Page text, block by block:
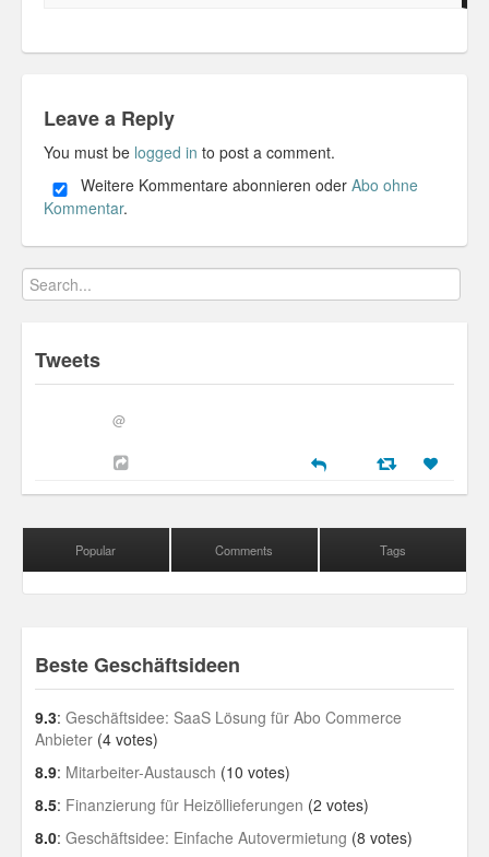
Leave a Reply
You must be logged in to post a comment.
Weitere Kommentare abonnieren oder Abo ohne
Kommentar.
Tweets
@
Popular Comments Tags
Beste Geschäftsideen
9.3: Geschäftsidee: SaaS Lösung für Abo Commerce
Anbieter (4 votes)
8.9: Mitarbeiter-Austausch (10 votes)
8.5: Finanzierung für Heizöllieferungen (2 votes)
8.0: Geschäftsidee: Einfache Autovermietung (8 votes)